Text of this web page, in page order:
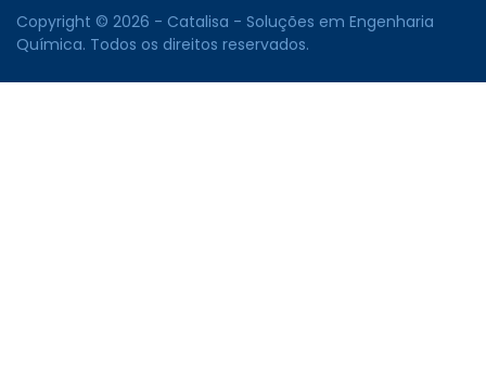
Copyright © 2026 - Catalisa - Soluções em Engenharia
Química. Todos os direitos reservados.